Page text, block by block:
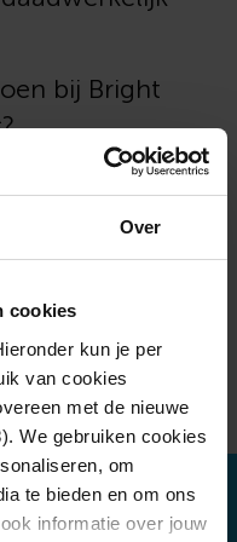
Over
cookies
kun je per
van cookies
met de nieuwe
We gebruiken cookies
om
te bieden en om ons
informatie over jouw
bij Bright